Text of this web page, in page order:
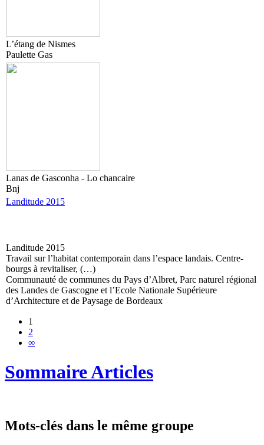
L’étang de Nismes
Paulette Gas
Lanas de Gasconha - Lo chancaire
Bnj
Landitude 2015
Landitude 2015
Travail sur l’habitat contemporain dans l’espace landais. Centre-
bourgs à revitaliser, (…)
Communauté de communes du Pays d’Albret, Parc naturel régional
des Landes de Gascogne et l’Ecole Nationale Supérieure
d’Architecture et de Paysage de Bordeaux
1
2
∞
Sommaire Articles
Mots-clés dans le même groupe